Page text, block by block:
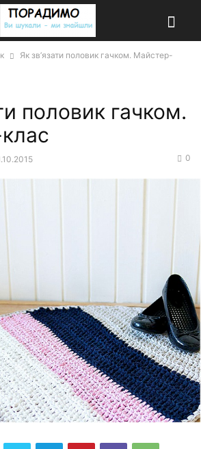
Як зв’язати половик гачком. Майстер-
половик гачком.
0